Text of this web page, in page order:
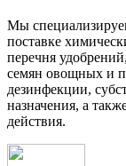
Мы
поставке
перечня
семян овощных и
дезинфекции,
назначения, а
действия.